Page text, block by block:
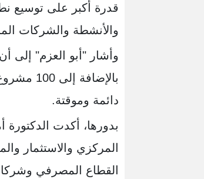
قدرة أكبر على توسيع
والأنشطة والشركات
دائمة وموقتة.
بدورها، أكدت
المركزي والاستثمار
القطاع المصرفي